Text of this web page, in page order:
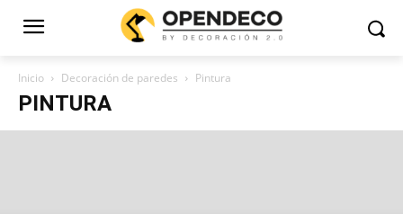
Inicio Decoración de paredes Pintura
PINTURA